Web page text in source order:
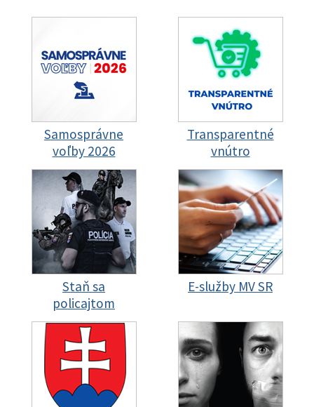
Samosprávne
voľby 2026
Transparentné
vnútro
Staň sa
policajtom
E-služby MV SR